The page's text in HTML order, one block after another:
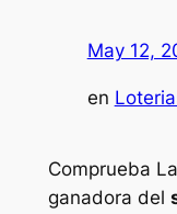
May 12,
en
Comprueba
ganadora del